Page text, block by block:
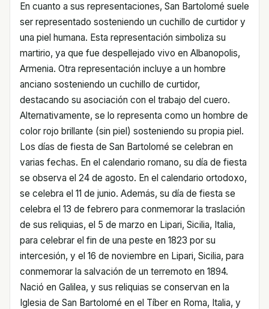
En cuanto a sus representaciones, San Bartolomé suele
ser representado sosteniendo un cuchillo de curtidor y
una piel humana. Esta representación simboliza su
martirio, ya que fue despellejado vivo en Albanopolis,
Armenia. Otra representación incluye a un hombre
anciano sosteniendo un cuchillo de curtidor,
destacando su asociación con el trabajo del cuero.
Alternativamente, se lo representa como un hombre de
color rojo brillante (sin piel) sosteniendo su propia piel.
Los días de fiesta de San Bartolomé se celebran en
varias fechas. En el calendario romano, su día de fiesta
se observa el 24 de agosto. En el calendario ortodoxo,
se celebra el 11 de junio. Además, su día de fiesta se
celebra el 13 de febrero para conmemorar la traslación
de sus reliquias, el 5 de marzo en Lipari, Sicilia, Italia,
para celebrar el fin de una peste en 1823 por su
intercesión, y el 16 de noviembre en Lipari, Sicilia, para
conmemorar la salvación de un terremoto en 1894.
Nació en Galilea, y sus reliquias se conservan en la
Iglesia de San Bartolomé en el Tíber en Roma, Italia, y